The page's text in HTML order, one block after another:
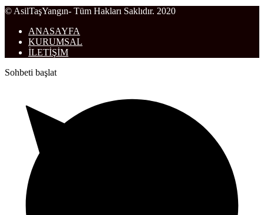
© AsilTaşYangın- Tüm Hakları Saklıdır. 2020
ANASAYFA
KURUMSAL
İLETİŞİM
Sohbeti başlat